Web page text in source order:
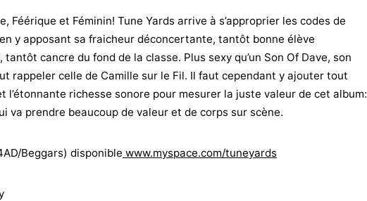
Féérique et Féminin! Tune Yards arrive à s’approprier les codes de
y apposant sa fraicheur déconcertante, tantôt bonne élève
cancre du fond de la classe. Plus sexy qu’un Son Of Dave, son
rappeler celle de Camille sur le Fil. Il faut cependant y ajouter tout
l’étonnante richesse sonore pour mesurer la juste valeur de cet album:
va prendre beaucoup de valeur et de corps sur scène.
Beggars) disponible www.myspace.com/tuneyards